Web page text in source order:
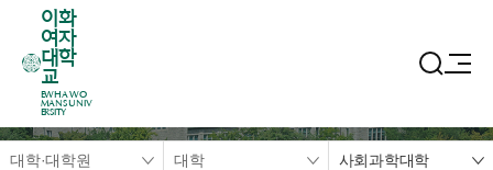
이화
여자
대학
교
EWHA WO
MANS UNIV
ERSITY
대학·대학원 대학 사회과학대학